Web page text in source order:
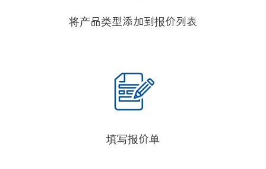
将产品类型添加到报价列表
填写报价单